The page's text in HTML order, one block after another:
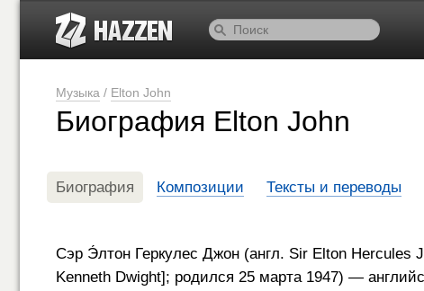
Музыка / Elton John
Биография Elton John
Биография Композиции Тексты и переводы
Сэр Э́лтон Геркулес Джон (англ. Sir Elton
Kenneth Dwight]; родился 25 марта 1947) —